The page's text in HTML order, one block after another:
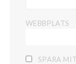
WEBBPLATS
SPARA